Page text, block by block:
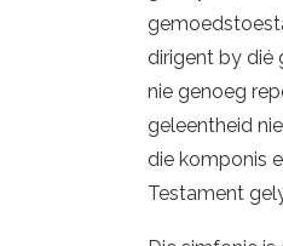
dirigent by dié
nie genoeg
geleentheid
die komponis
Testament